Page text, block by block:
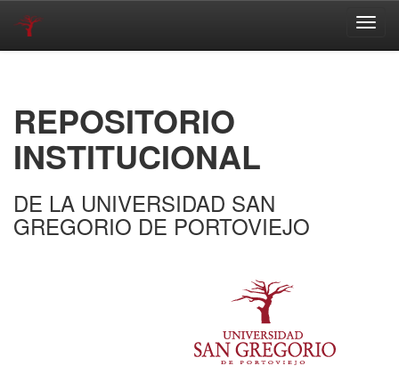
REPOSITORIO
INSTITUCIONAL
DE LA UNIVERSIDAD SAN
GREGORIO DE PORTOVIEJO